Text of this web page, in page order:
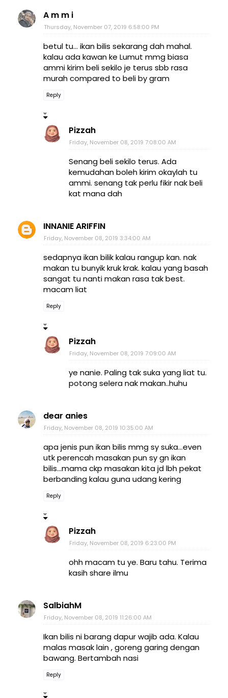
A m m i
Thursday, November 07, 2019 6:58:00 PM
betul tu... ikan bilis sekarang dah mahal.
kalau ada kawan ke Lumut mmg biasa
ammi kirim beli sekilo je terus sbb rasa
murah compared to beli by gram
Reply
Pizzah
Friday, November 08, 2019 7:08:00 AM
Senang beli sekilo terus. Ada
kemudahan boleh kirim okaylah tu
ammi. senang tak perlu fikir nak beli
kat mana dah
INNANIE ARIFFIN
Friday, November 08, 2019 3:34:00 AM
sedapnya ikan bilik kalau rangup kan. nak
makan tu bunyik kruk krak. kalau yang basah
sangat tu nanti makan rasa tak best.
macam liat
Reply
Pizzah
Friday, November 08, 2019 7:09:00 AM
ye nanie. Paling tak suka yang liat tu.
potong selera nak makan..huhu
dear anies
Friday, November 08, 2019 10:35:00 AM
apa jenis pun ikan bilis mmg sy suka...even
utk perencah masakan pun sy gn ikan
bilis...mama ckp masakan kita jd lbh pekat
berbanding kalau guna udang kering
Reply
Pizzah
Friday, November 08, 2019 6:23:00 PM
ohh macam tu ye. Baru tahu. Terima
kasih share ilmu
SalbiahM
Friday, November 08, 2019 11:26:00 AM
Ikan bilis ni barang dapur wajib ada. Kalau
malas masak lain , goreng garing dengan
bawang. Bertambah nasi
Reply